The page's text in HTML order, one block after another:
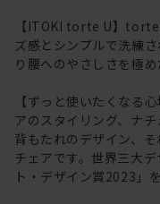
【ITOKI torte U】
ズ感とシンプルで洗練
り腰へのやさしさを極
【ずっと使いたくなる
アのスタイリング、ナ
背もたれのデザイン、
チェアです。世界三大
ト・デザイン賞2023」